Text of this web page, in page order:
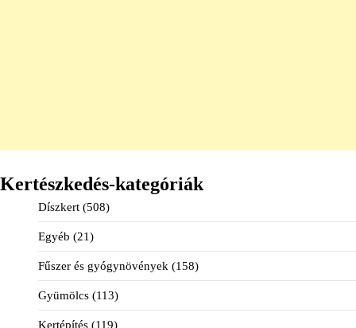
Kertészkedés-kategóriák
Díszkert (508)
Egyéb (21)
Fűszer és gyógynövények (158)
Gyümölcs (113)
Kertépítés (119)